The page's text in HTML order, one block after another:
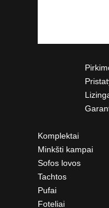
Komplektai
Minkšti kampai
Sofos lovos
Tachtos
Pufai
Foteliai